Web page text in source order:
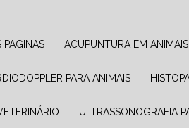
PAGINAS ACUPUNTURA EM ANIMAIS
PARA ANIMAIS
ULTRASSONOGRAFIA